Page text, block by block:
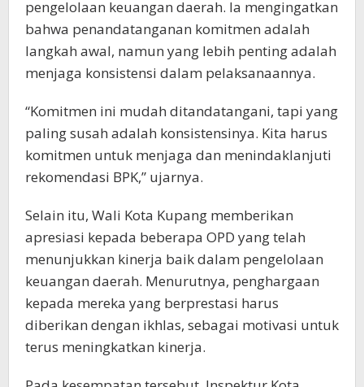
pengelolaan keuangan daerah. Ia mengingatkan
bahwa penandatanganan komitmen adalah
langkah awal, namun yang lebih penting adalah
menjaga konsistensi dalam pelaksanaannya.
“Komitmen ini mudah ditandatangani, tapi yang
paling susah adalah konsistensinya. Kita harus
komitmen untuk menjaga dan menindaklanjuti
rekomendasi BPK,” ujarnya.
Selain itu, Wali Kota Kupang memberikan
apresiasi kepada beberapa OPD yang telah
menunjukkan kinerja baik dalam pengelolaan
keuangan daerah. Menurutnya, penghargaan
kepada mereka yang berprestasi harus
diberikan dengan ikhlas, sebagai motivasi untuk
terus meningkatkan kinerja.